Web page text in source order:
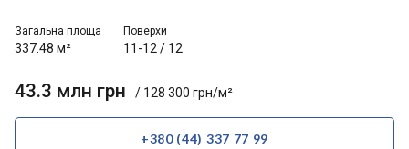
Загальна площа
337.48 м²
Поверхи
11-12 / 12
43.3 млн грн / 128 300 грн/м²
+380 (44) 337 77 99